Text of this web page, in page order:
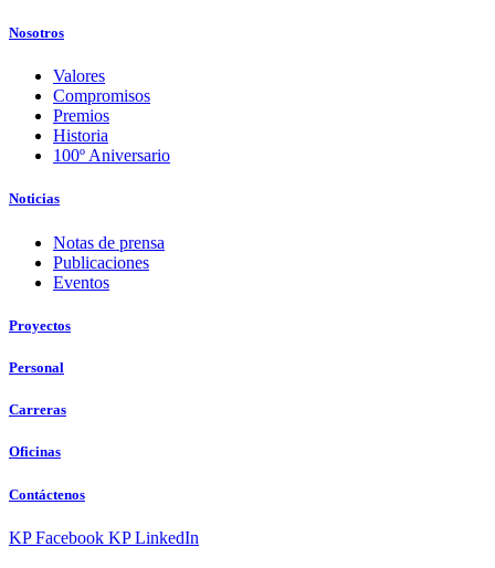
Nosotros
Valores
Compromisos
Premios
Historia
100º Aniversario
Noticias
Notas de prensa
Publicaciones
Eventos
Proyectos
Personal
Carreras
Oficinas
Contáctenos
KP Facebook KP LinkedIn